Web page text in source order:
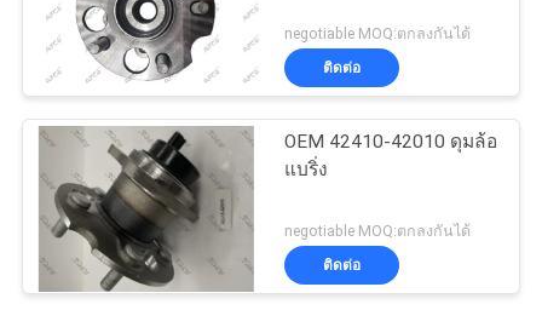
negotiable MOQ:ตกลงกันได้
ติดต่อ
OEM 42410-42010 ดุมล้อ
แบริ่ง
negotiable MOQ:ตกลงกันได้
ติดต่อ